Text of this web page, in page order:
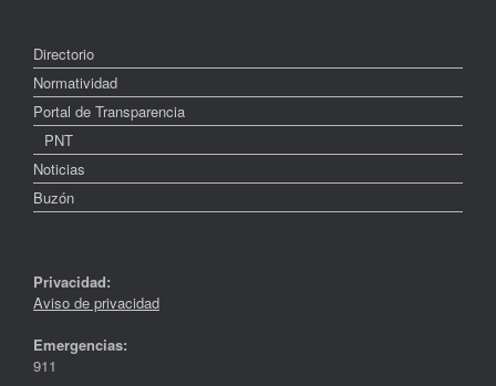
Directorio
Normatividad
Portal de Transparencia
PNT
Noticias
Buzón
Privacidad:
Aviso de privacidad
Emergencias:
911